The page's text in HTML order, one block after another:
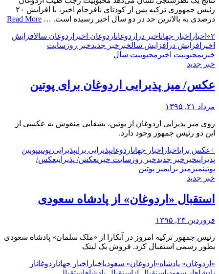
رئیس جمهوری ترکیه پس از کودتای نافرجام اخیر، با افزایش ۲۰
درصدی به بالاترین حد در دو سال اخیر رسیده است. … Read More
۲» اخبار اخبار جهاناخیر در اردوغاناردوغان اخیر اردوغان سالافزایش
اخیر افزایش در افزایش سالخبر خبر جدیدخبر روز سایت
خبریمحبوبیت اخیر محبوبیت سال
خبر جدید
عکس/ میز پذیرایی اردوغان برای پوتین
مرداد ۲۱, ۱۳۹۵
روی میز پذیرایی اردوغان از پوتین، بشقابی منقوش به عکسی از
این دو رئیس جمهور وجود دارد.
+عکس برایاخبار اخبار جهاناردوغانپذیرایی برایپذیرایی پوتینپوتین
پذیراییخبر خبر جدیدخبر روز سایت خبریعکس/ پذیراییعکس/
پوتینمیز میز برایمیز پوتین
خبر جدید
استقبال «اردوغان» از پادشاه سعودی
فروردین ۲۳, ۱۳۹۵
رئیس جمهور ترکیه امروز در آنکارا از «ملک سلمان» پادشاه سعودی
بطور رسمی استقبال کرد. فروش بک لینک
«اردوغان» پادشاه«اردوغان» سعودیاخبار اخبار جهاناردوغاناز